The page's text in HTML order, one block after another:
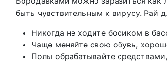
быть чувствительным к вирусу. Рай
Никогда не ходите босиком в
Чаще меняйте свою обувь,
Полы обрабатывайте